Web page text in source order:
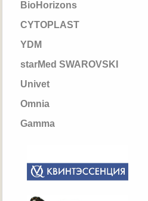
BioHorizons
CYTOPLAST
YDM
starMed SWAROVSKI
Univet
Omnia
Gamma